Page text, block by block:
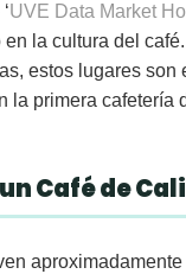
UVE Data Market
la cultura del
estos lugares
la primera cafetería
Café de
aproximadamente